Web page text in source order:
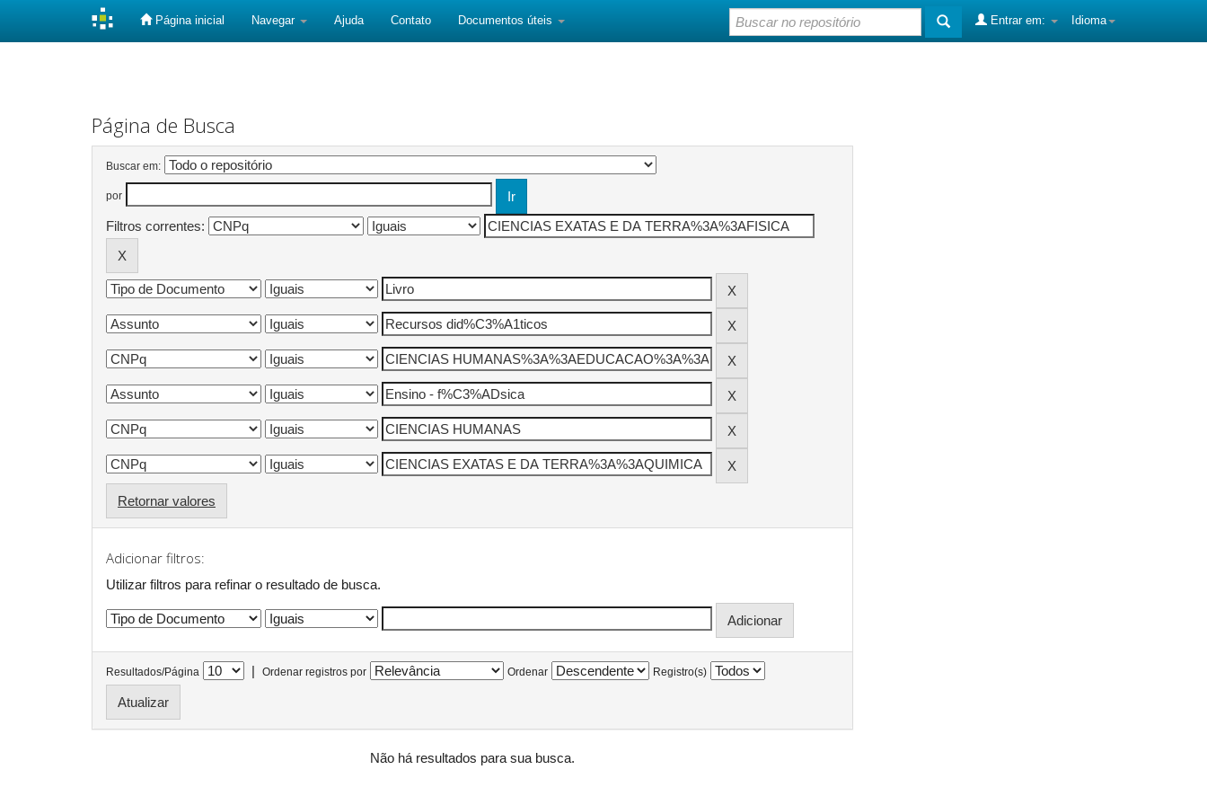
Página inicial Navegar Ajuda Contato Documentos úteis Idioma
Entrar em:
Página de Busca
Buscar em:
por
Filtros correntes:
Retornar valores
Adicionar filtros:
Utilizar filtros para refinar o resultado de busca.
Resultados/Página | Ordenar registros por Ordenar Registro(s)
Não há resultados para sua busca.